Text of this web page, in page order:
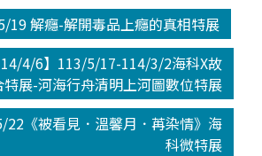
19 解癮-解開毒品上癮的真相特展
4/6】113/5/17-114/3/2海科X故
特展-河海行舟清明上河圖數位特展
《被看見．溫馨月．苒染情》海
科微特展